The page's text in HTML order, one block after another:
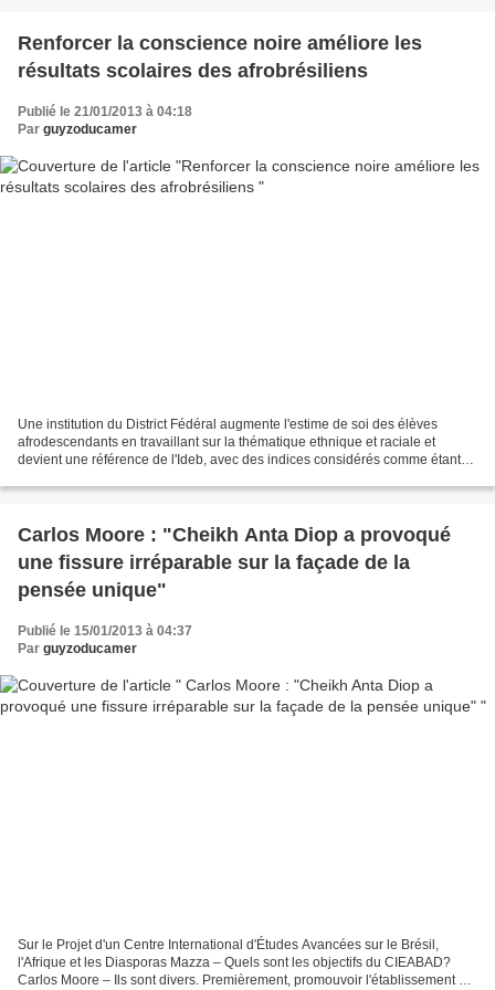
Renforcer la conscience noire améliore les
résultats scolaires des afrobrésiliens
Publié le 21/01/2013 à 04:18
Par guyzoducamer
Une institution du District Fédéral augmente l'estime de soi des élèves
afrodescendants en travaillant sur la thématique ethnique et raciale et
devient une référence de l'Ideb, avec des indices considérés comme étant
Carlos Moore : "Cheikh Anta Diop a provoqué
une fissure irréparable sur la façade de la
pensée unique"
Publié le 15/01/2013 à 04:37
Par guyzoducamer
Sur le Projet d'un Centre International d'Études Avancées sur le Brésil,
l'Afrique et les Diasporas Mazza – Quels sont les objectifs du CIEABAD?
Carlos Moore – Ils sont divers. Premièrement, promouvoir l'établissement au